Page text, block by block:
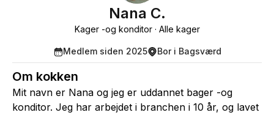
Nana C.
Kager -og konditor Alle kager
Medlem siden 2025 Bor i Bagsværd
Om kokken
Mit navn er Nana og jeg er uddannet bager -og
konditor. Jeg har arbejdet i branchen i 10 år, og lavet